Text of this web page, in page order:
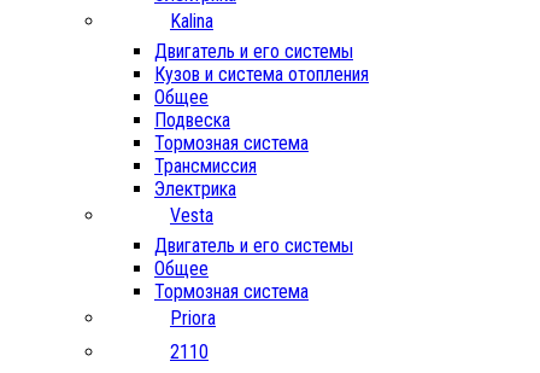
Kalina
Двигатель и его системы
Кузов и система отопления
Общее
Подвеска
Тормозная система
Трансмиссия
Электрика
Vesta
Двигатель и его системы
Общее
Тормозная система
Priora
2110